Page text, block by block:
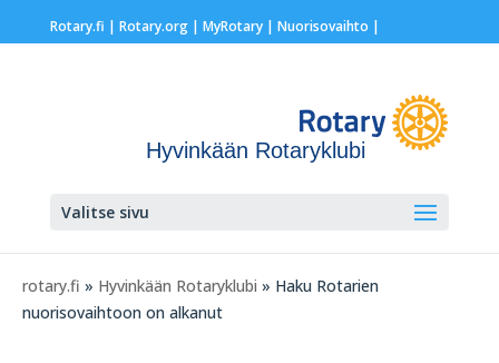
Rotary.fi | Rotary.org| MyRotary | Nuorisovaihto |
Hyvinkään Rotaryklubi
Valitse sivu
rotary.fi » Hyvinkään Rotaryklubi » Haku Rotarien
nuorisovaihtoon on alkanut